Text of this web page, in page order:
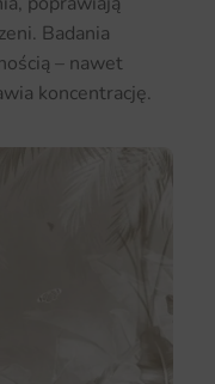
Badania
– nawet
koncentrację.